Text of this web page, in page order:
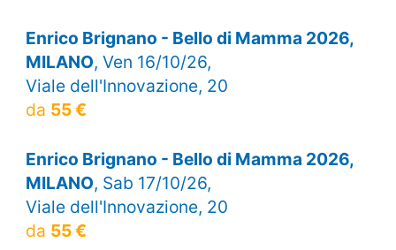
Enrico Brignano - Bello di Mamma 2026,
MILANO, Ven 16/10/26,
Viale dell'Innovazione, 20
da 55 €
Enrico Brignano - Bello di Mamma 2026,
MILANO, Sab 17/10/26,
Viale dell'Innovazione, 20
da 55 €